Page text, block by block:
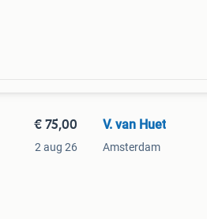
€ 75,00
2 aug 26
V. van Huet
Amsterdam